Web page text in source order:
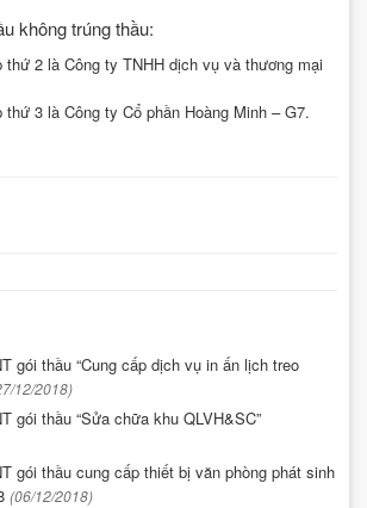
không trúng thầu:
thứ 2 là Công ty TNHH dịch vụ và thương mại
thứ 3 là Công ty Cổ phần Hoàng Minh – G7.
gói thầu “Cung cấp dịch vụ in ấn lịch treo
12/2018)
gói thầu “Sửa chữa khu QLVH&SC”
gói thầu cung cấp thiết bị văn phòng phát sinh
(06/12/2018)